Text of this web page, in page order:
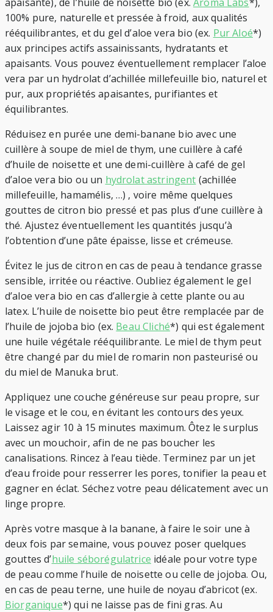
100% pure, naturelle et pressée à froid, aux qualités
rééquilibrantes, et du gel d’aloe vera bio (ex. Pur Aloé*)
aux principes actifs assainissants, hydratants et
apaisants. Vous pouvez éventuellement remplacer l’aloe
vera par un hydrolat d’achillée millefeuille bio, naturel et
pur, aux propriétés apaisantes, purifiantes et
équilibrantes.
Réduisez en purée une demi-banane bio avec une
cuillère à soupe de miel de thym, une cuillère à café
d’huile de noisette et une demi-cuillère à café de gel
d’aloe vera bio ou un hydrolat astringent (achillée
millefeuille, hamamélis, …) , voire même quelques
gouttes de citron bio pressé et pas plus d’une cuillère à
thé. Ajustez éventuellement les quantités jusqu’à
l’obtention d’une pâte épaisse, lisse et crémeuse.
Évitez le jus de citron en cas de peau à tendance grasse
sensible, irritée ou réactive. Oubliez également le gel
d’aloe vera bio en cas d’allergie à cette plante ou au
latex. L’huile de noisette bio peut être remplacée par de
l’huile de jojoba bio (ex. Beau Cliché*) qui est également
une huile végétale rééquilibrante. Le miel de thym peut
être changé par du miel de romarin non pasteurisé ou
du miel de Manuka brut.
Appliquez une couche généreuse sur peau propre, sur
le visage et le cou, en évitant les contours des yeux.
Laissez agir 10 à 15 minutes maximum. Ôtez le surplus
avec un mouchoir, afin de ne pas boucher les
canalisations. Rincez à l’eau tiède. Terminez par un jet
d’eau froide pour resserrer les pores, tonifier la peau et
gagner en éclat. Séchez votre peau délicatement avec un
linge propre.
Après votre masque à la banane, à faire le soir une à
deux fois par semaine, vous pouvez poser quelques
gouttes d’huile séborégulatrice idéale pour votre type
de peau comme l’huile de noisette ou celle de jojoba. Ou,
en cas de peau terne, une huile de noyau d’abricot (ex.
Biorganique*) qui ne laisse pas de fini gras. Au